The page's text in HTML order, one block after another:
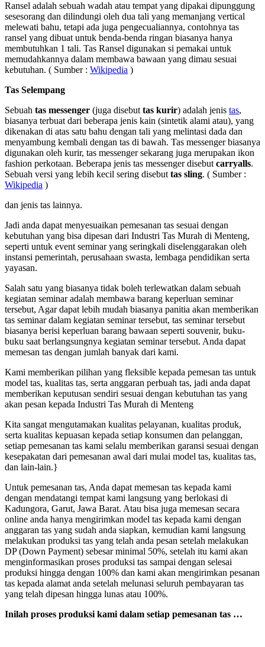
Ransel adalah sebuah wadah atau tempat yang dipakai dipunggung
sesesorang dan dilindungi oleh dua tali yang memanjang vertical
melewati bahu, tetapi ada juga pengecualiannya, contohnya tas
ransel yang dibuat untuk benda-benda ringan biasanya hanya
membutuhkan 1 tali. Tas Ransel digunakan si pemakai untuk
memudahkannya dalam membawa bawaan yang dimau sesuai
kebutuhan. ( Sumber : Wikipedia )
Tas Selempang
Sebuah tas messenger (juga disebut tas kurir) adalah jenis tas,
biasanya terbuat dari beberapa jenis kain (sintetik alami atau), yang
dikenakan di atas satu bahu dengan tali yang melintasi dada dan
menyambung kembali dengan tas di bawah. Tas messenger biasanya
digunakan oleh kurir, tas messenger sekarang juga merupakan ikon
fashion perkotaan. Beberapa jenis tas messenger disebut carryalls.
Sebuah versi yang lebih kecil sering disebut tas sling. ( Sumber :
Wikipedia )
dan jenis tas lainnya.
Jadi anda dapat menyesuaikan pemesanan tas sesuai dengan
kebutuhan yang bisa dipesan dari Industri Tas Murah di Menteng,
seperti untuk event seminar yang seringkali diselenggarakan oleh
instansi pemerintah, perusahaan swasta, lembaga pendidikan serta
yayasan.
Salah satu yang biasanya tidak boleh terlewatkan dalam sebuah
kegiatan seminar adalah membawa barang keperluan seminar
tersebut, Agar dapat lebih mudah biasanya panitia akan memberikan
tas seminar dalam kegiatan seminar tersebut, tas seminar tersebut
biasanya berisi keperluan barang bawaan seperti souvenir, buku-
buku saat berlangsungnya kegiatan seminar tersebut. Anda dapat
memesan tas dengan jumlah banyak dari kami.
Kami memberikan pilihan yang fleksible kepada pemesan tas untuk
model tas, kualitas tas, serta anggaran perbuah tas, jadi anda dapat
memberikan keputusan sendiri sesuai dengan kebutuhan tas yang
akan pesan kepada Industri Tas Murah di Menteng
Kita sangat mengutamakan kualitas pelayanan, kualitas produk,
serta kualitas kepuasan kepada setiap konsumen dan pelanggan,
setiap pemesanan tas kami selalu memberikan garansi sesuai dengan
kesepakatan dari pemesanan awal dari mulai model tas, kualitas tas,
dan lain-lain.}
Untuk pemesanan tas, Anda dapat memesan tas kepada kami
dengan mendatangi tempat kami langsung yang berlokasi di
Kadungora, Garut, Jawa Barat. Atau bisa juga memesan secara
online anda hanya mengirimkan model tas kepada kami dengan
anggaran tas yang sudah anda siapkan, kemudian kami langsung
melakukan produksi tas yang telah anda pesan setelah melakukan
DP (Down Payment) sebesar minimal 50%, setelah itu kami akan
menginformasikan proses produksi tas sampai dengan selesai
produksi hingga dengan 100% dan kami akan mengirimkan pesanan
tas kepada alamat anda setelah melunasi seluruh pembayaran tas
yang telah dipesan hingga lunas atau 100%.
Inilah proses produksi kami dalam setiap pemesanan tas …